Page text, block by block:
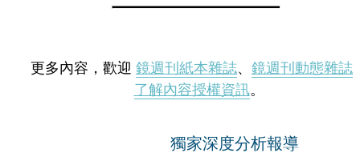
更多內容，歡迎 鏡週刊紙本雜誌、 鏡週刊動態雜誌
了解內容授權資訊。
獨家深度分析報導